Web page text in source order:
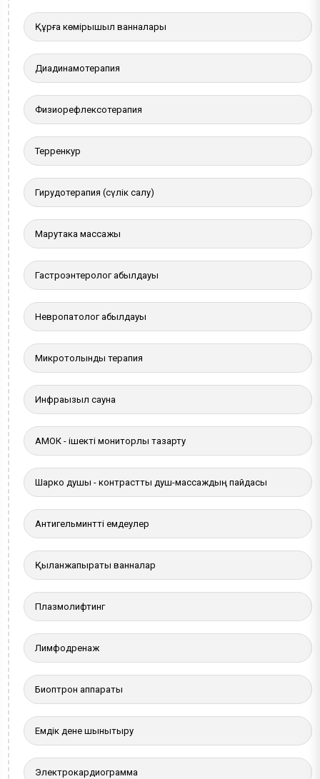
Құрғақ көмірқышқыл ванналары
Диадинамотерапия
Физиорефлексотерапия
Терренкур
Гирудотерапия (сүлік салу)
Марутака массажы
Гастроэнтеролог қабылдауы
Невропатолог қабылдауы
Микротолқынды терапия
Инфрақызыл сауна
АМОК - ішекті мониторлы тазарту
Шарко душы - контрастты душ-массаждың пайдасы
Антигельминтті емдеулер
Қылқанжапырақты ванналар
Плазмолифтинг
Лимфодренаж
Биоптрон аппараты
Емдік дене шынықтыру
Электрокардиограмма